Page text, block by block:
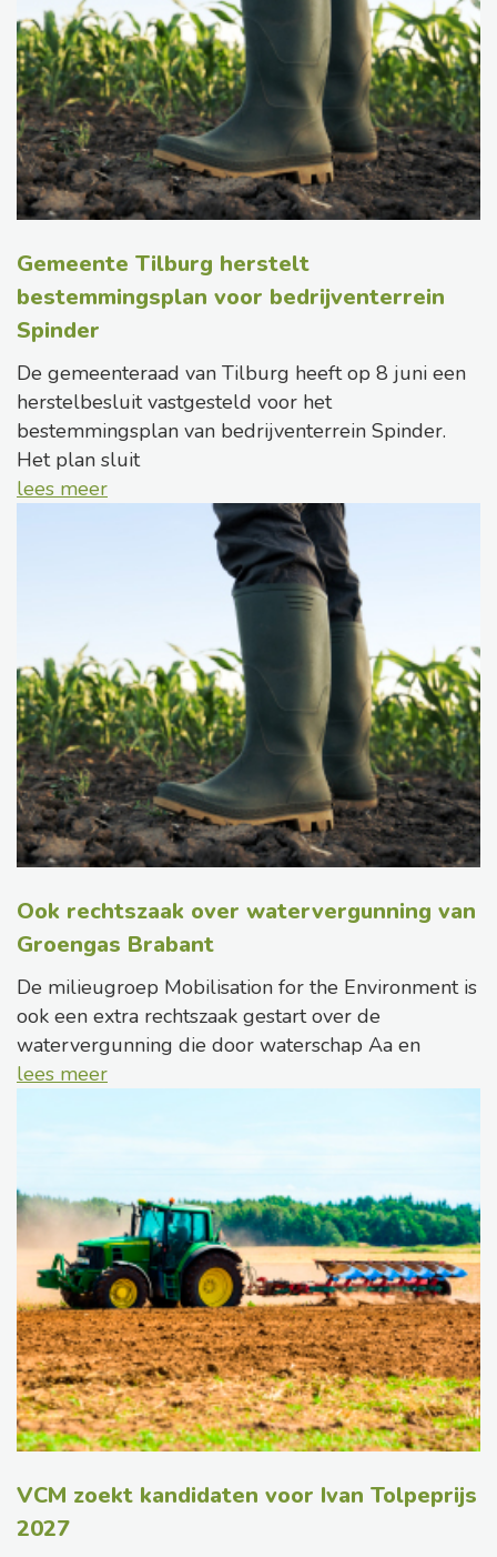
Gemeente Tilburg herstelt
bestemmingsplan voor bedrijventerrein
Spinder
De gemeenteraad van Tilburg heeft op 8 juni een
herstelbesluit vastgesteld voor het
bestemmingsplan van bedrijventerrein Spinder.
Het plan sluit
lees meer
Ook rechtszaak over watervergunning van
Groengas Brabant
De milieugroep Mobilisation for the Environment is
ook een extra rechtszaak gestart over de
watervergunning die door waterschap Aa en
lees meer
VCM zoekt kandidaten voor Ivan Tolpeprijs
2027